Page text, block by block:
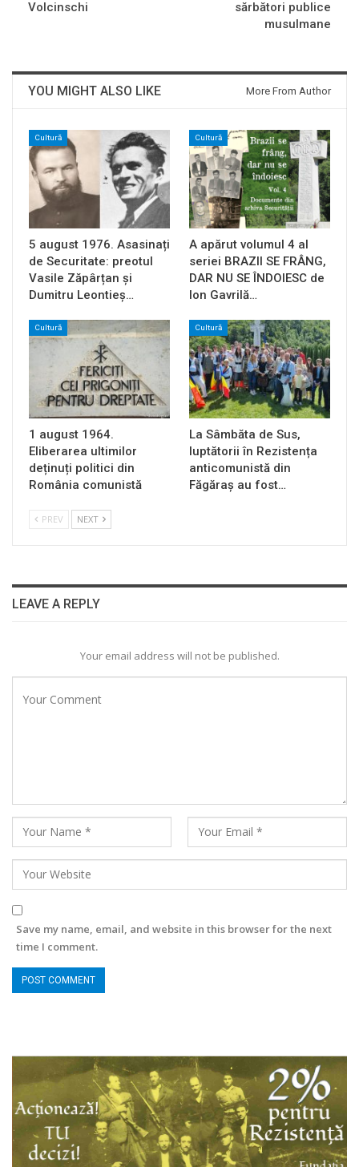
Volcinschi
sărbători publice
musulmane
YOU MIGHT ALSO LIKE More From Author
Cultură
5 august 1976. Asasinați
de Securitate: preotul
Vasile Zăpârțan și
Dumitru Leontieș…
Cultură
A apărut volumul 4 al
seriei BRAZII SE FRÂNG,
DAR NU SE ÎNDOIESC de
Ion Gavrilă…
Cultură
1 august 1964.
Eliberarea ultimilor
deținuți politici din
România comunistă
Cultură
La Sâmbăta de Sus,
luptătorii în Rezistența
anticomunistă din
Făgăraș au fost…
PREV NEXT
LEAVE A REPLY
Your email address will not be published.
Save my name, email, and website in this browser for the next
time I comment.